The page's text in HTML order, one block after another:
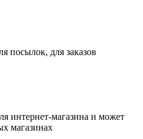
посылок, для заказов
интернет-магазина и может
магазинах